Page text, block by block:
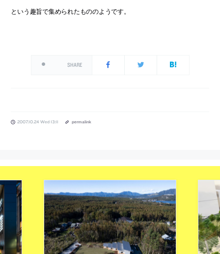
という趣旨で集められたもののようです。
SHARE
2007.10.24 Wed 13:11 permalink